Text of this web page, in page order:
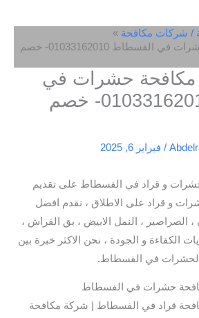
/ شركات مكافحة
افضل شركة مكافحة حشرات في الفسطاط 01033162010- خصم
حشرات في
الفسطاط 01033162010- خصم
/ فبراير 6, 2025
و قراد في الفسطاط على تقديم
و قراد على الاطلاق ، نقدم افضل
الصراصير ، النمل الابيض ، بق الفراش ،
الكفاءة و الجودة ، نحن الاكثر خبرة بين
في الفسطاط.
حشرات في الفسطاط
قراد في الفسطاط | شركة مكافحة